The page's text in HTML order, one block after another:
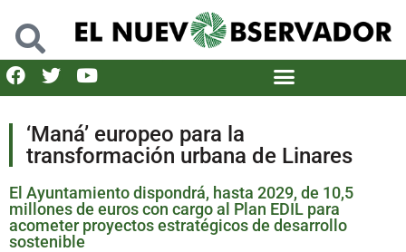
‘Maná’ europeo para la
transformación urbana de Linares
El Ayuntamiento dispondrá, hasta 2029, de 10,5
millones de euros con cargo al Plan EDIL para
acometer proyectos estratégicos de desarrollo
sostenible